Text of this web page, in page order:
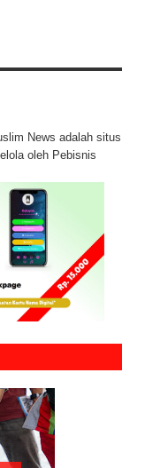
News adalah situs
oleh Pebisnis